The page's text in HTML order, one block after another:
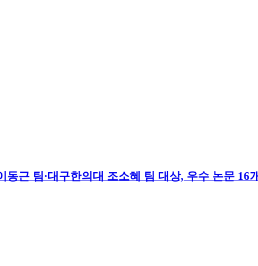
근 팀·대구한의대 조소혜 팀 대상, 우수 논문 16